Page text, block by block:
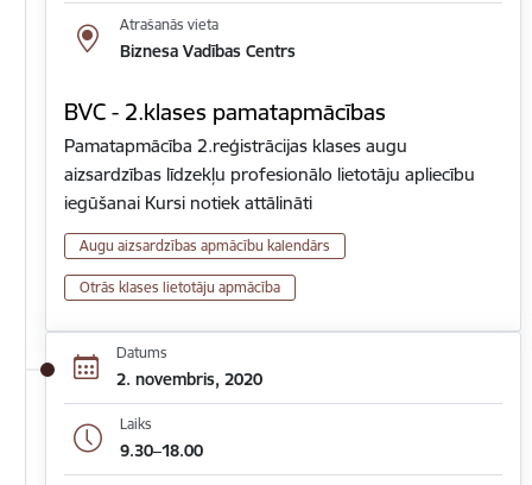
Atrašanās vieta
Biznesa Vadības Centrs
BVC - 2.klases pamatapmācības
Pamatapmācība 2.reģistrācijas klases augu
aizsardzības līdzekļu profesionālo lietotāju apliecību
iegūšanai Kursi notiek attālināti
Augu aizsardzības apmācību kalendārs
Otrās klases lietotāju apmācība
Datums
2. novembris, 2020
Laiks
9.30–18.00